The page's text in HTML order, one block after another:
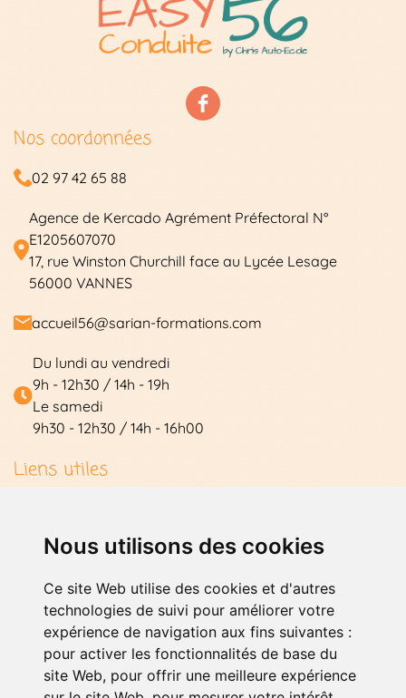
Nous utilisons des cookies
Ce site Web utilise des cookies et d'autres
technologies de suivi pour améliorer votre
expérience de navigation aux fins suivantes :
pour activer les fonctionnalités de base du
site Web, pour offrir une meilleure expérience
Les formations
Nos stages
Stage permis B
Stage Code
Nos permis
Permis B
Nos salles
Code en ligne
À propos
L'équipe Chris Conduite
Contactez-nous
Nos coordonnées
02 97 42 65 88
Agence de Kercado Agrément Préfectoral N°
E1205607070
17, rue Winston Churchill face au Lycée Lesage
56000 VANNES
accueil56@sarian-formations.com
Du lundi au vendredi
9h - 12h30 / 14h - 19h
Le samedi
9h30 - 12h30 / 14h - 16h00
Liens utiles
Mentions légales